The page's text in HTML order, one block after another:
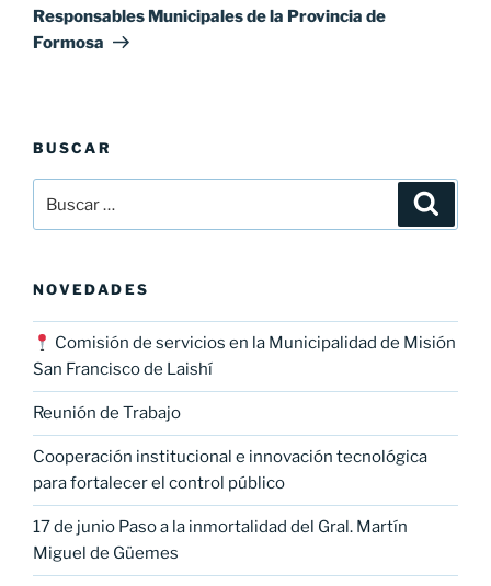
Responsables Municipales de la Provincia de
Formosa
BUSCAR
por:
NOVEDADES
Comisión de servicios en la Municipalidad de Misión
San Francisco de Laishí
Reunión de Trabajo
Cooperación institucional e innovación tecnológica
para fortalecer el control público
17 de junio Paso a la inmortalidad del Gral. Martín
Miguel de Güemes